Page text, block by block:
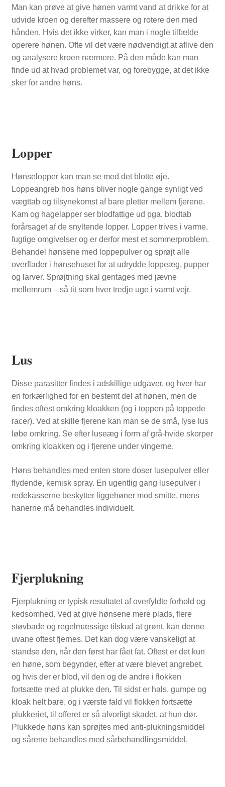
Man kan prøve at give hønen varmt vand at drikke for at
udvide kroen og derefter massere og rotere den med
hånden. Hvis det ikke virker, kan man i nogle tilfælde
operere hønen. Ofte vil det være nødvendigt at aflive den
og analysere kroen nærmere. På den måde kan man
finde ud at hvad problemet var, og forebygge, at det ikke
sker for andre høns.
Lopper
Hønselopper kan man se med det blotte øje.
Loppeangreb hos høns bliver nogle gange synligt ved
vægttab og tilsynekomst af bare pletter mellem fjerene.
Kam og hagelapper ser blodfattige ud pga. blodtab
forårsaget af de snyltende lopper. Lopper trives i varme,
fugtige omgivelser og er derfor mest et sommerproblem.
Behandel hønsene med loppepulver og sprøjt alle
overflader i hønsehuset for at udrydde loppeæg, pupper
og larver. Sprøjtning skal gentages med jævne
mellemrum – så tit som hver tredje uge i varmt vejr.
Lus
Disse parasitter findes i adskillige udgaver, og hver har
en forkærlighed for en bestemt del af hønen, men de
findes oftest omkring kloakken (og i toppen på toppede
racer). Ved at skille fjerene kan man se de små, lyse lus
løbe omkring. Se efter luseæg i form af grå-hvide skorper
omkring kloakken og i fjerene under vingerne.
Høns behandles med enten store doser lusepulver eller
flydende, kemisk spray. En ugentlig gang lusepulver i
redekasserne beskytter liggehøner mod smitte, mens
hanerne må behandles individuelt.
Fjerplukning
Fjerplukning er typisk resultatet af overfyldte forhold og
kedsomhed. Ved at give hønsene mere plads, flere
støvbade og regelmæssige tilskud at grønt, kan denne
uvane oftest fjernes. Det kan dog være vanskeligt at
standse den, når den først har fået fat. Oftest er det kun
en høne, som begynder, efter at være blevet angrebet,
og hvis der er blod, vil den og de andre i flokken
fortsætte med at plukke den. Til sidst er hals, gumpe og
kloak helt bare, og i værste fald vil flokken fortsætte
plukkeriet, til offeret er så alvorligt skadet, at hun dør.
Plukkede høns kan sprøjtes med anti-plukningsmiddel
og sårene behandles med sårbehandlingsmiddel.